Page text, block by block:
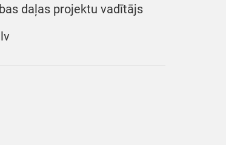
daļas projektu vadītājs